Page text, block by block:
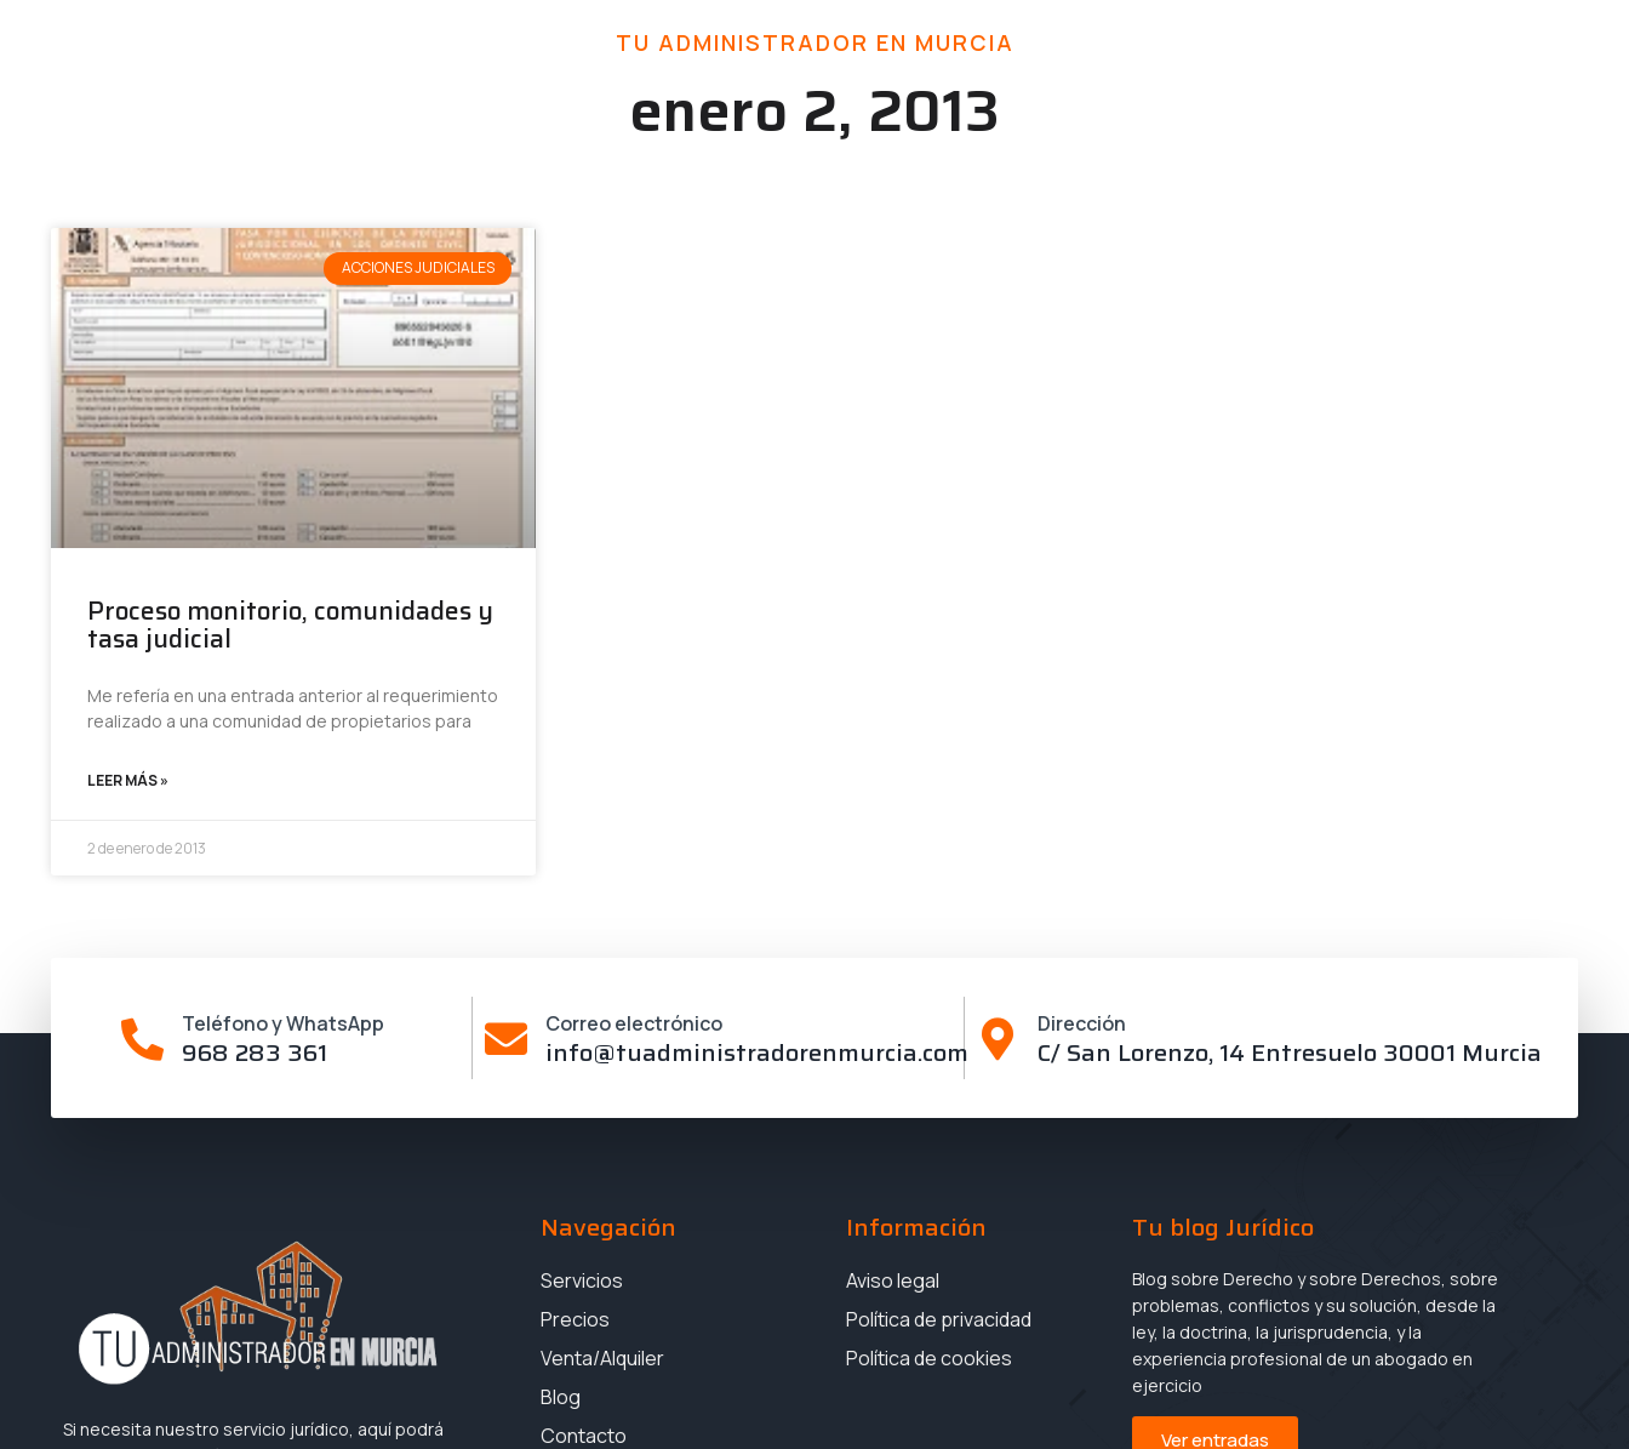
TU ADMINISTRADOR EN MURCIA
enero 2, 2013
ACCIONES JUDICIALES
Proceso monitorio, comunidades y
tasa judicial
Me refería en una entrada anterior al requerimiento
realizado a una comunidad de propietarios para
LEER MÁS »
2 de enero de 2013
Teléfono y WhatsApp
968 283 361
Correo electrónico
info@tuadministradorenmurcia.com
Dirección
C/ San Lorenzo, 14 Entresuelo 30001 Murcia
Si necesita nuestro servicio jurídico, aquí podrá
Navegación
Servicios
Precios
Venta/Alquiler
Blog
Contacto
Información
Aviso legal
Política de privacidad
Política de cookies
Tu blog Jurídico
Blog sobre Derecho y sobre Derechos, sobre
problemas, conflictos y su solución, desde la
ley, la doctrina, la jurisprudencia, y la
experiencia profesional de un abogado en
ejercicio
Ver entradas